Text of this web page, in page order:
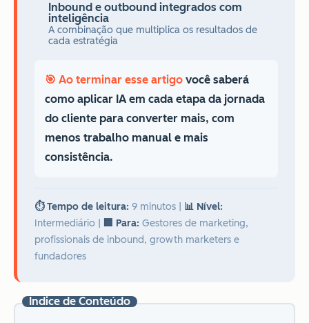
Inbound e outbound integrados com
inteligência
A combinação que multiplica os resultados de
cada estratégia
🎯 Ao terminar esse artigo você saberá
como aplicar IA em cada etapa da jornada
do cliente para converter mais, com
menos trabalho manual e mais
consistência.
⏱️ Tempo de leitura: 9 minutos
📊 Nível:
Intermediário
🏢 Para: Gestores de marketing,
profissionais de inbound, growth marketers e
fundadores
Índice de Conteúdo